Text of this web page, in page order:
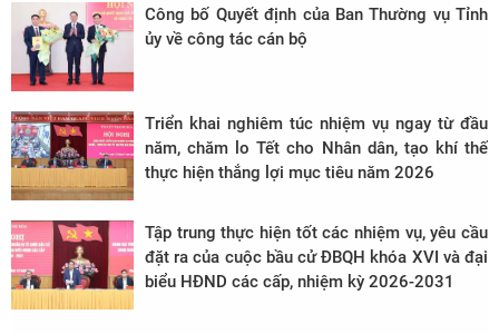
Công bố Quyết định của Ban Thường vụ Tỉnh
ủy về công tác cán bộ
Triển khai nghiêm túc nhiệm vụ ngay từ đầu
năm, chăm lo Tết cho Nhân dân, tạo khí thế
thực hiện thắng lợi mục tiêu năm 2026
Tập trung thực hiện tốt các nhiệm vụ, yêu cầu
đặt ra của cuộc bầu cử ĐBQH khóa XVI và đại
biểu HĐND các cấp, nhiệm kỳ 2026-2031